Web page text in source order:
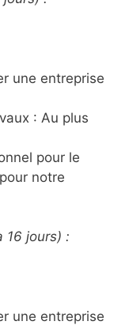
une entreprise
: Au plus
pour le
notre
16 jours) :
une entreprise